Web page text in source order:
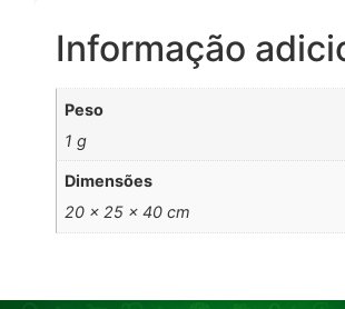
Informação
Peso
1 g
Dimensões
20 × 25 × 40 cm